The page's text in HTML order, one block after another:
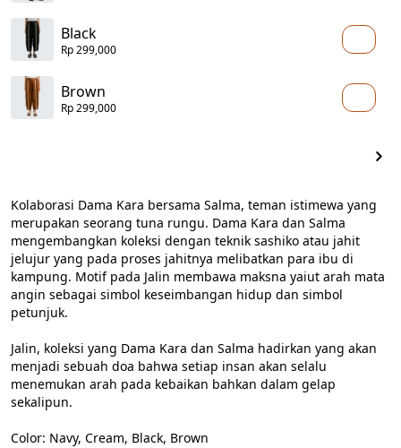
Black
Rp 299,000
Brown
Rp 299,000
Kolaborasi Dama Kara bersama Salma, teman istimewa yang
merupakan seorang tuna rungu. Dama Kara dan Salma
mengembangkan koleksi dengan teknik sashiko atau jahit
jelujur yang pada proses jahitnya melibatkan para ibu di
kampung. Motif pada Jalin membawa maksna yaiut arah mata
angin sebagai simbol keseimbangan hidup dan simbol
petunjuk.
Jalin, koleksi yang Dama Kara dan Salma hadirkan yang akan
menjadi sebuah doa bahwa setiap insan akan selalu
menemukan arah pada kebaikan bahkan dalam gelap
sekalipun.
Color: Navy, Cream, Black, Brown